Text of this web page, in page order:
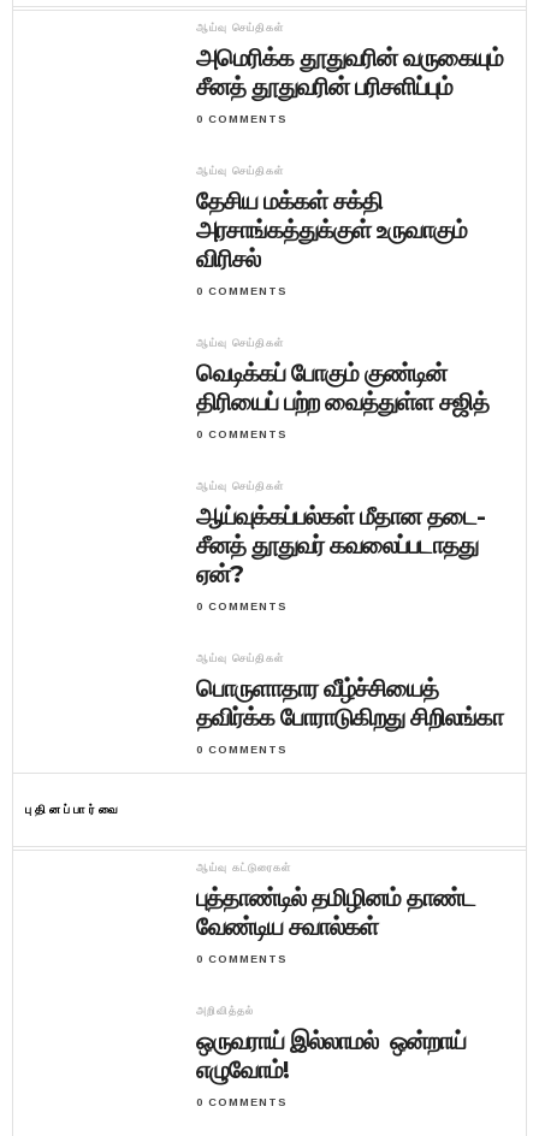
ஆய்வு செய்திகள்
அமெரிக்க தூதுவரின் வருகையும்
சீனத் தூதுவரின் பரிசளிப்பும்
0 COMMENTS
ஆய்வு செய்திகள்
தேசிய மக்கள் சக்தி
அரசாங்கத்துக்குள் உருவாகும்
விரிசல்
0 COMMENTS
ஆய்வு செய்திகள்
வெடிக்கப் போகும் குண்டின்
திரியைப் பற்ற வைத்துள்ள சஜித்
0 COMMENTS
ஆய்வு செய்திகள்
ஆய்வுக்கப்பல்கள் மீதான தடை-
சீனத் தூதுவர் கவலைப்படாதது
ஏன்?
0 COMMENTS
ஆய்வு செய்திகள்
பொருளாதார வீழ்ச்சியைத்
தவிர்க்க போராடுகிறது சிறிலங்கா
0 COMMENTS
புதினப்பார்வை
ஆய்வு கட்டுரைகள்
புத்தாண்டில் தமிழினம் தாண்ட
வேண்டிய சவால்கள்
0 COMMENTS
அறிவித்தல்
ஒருவராய் இல்லாமல் ஒன்றாய்
எழுவோம்!
0 COMMENTS